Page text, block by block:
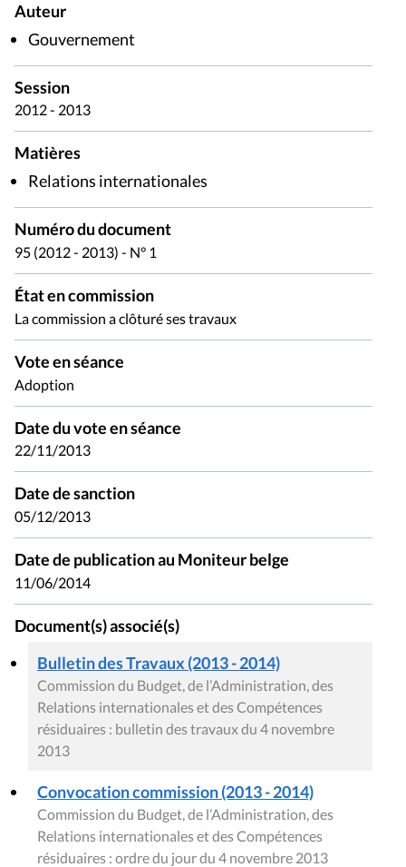
Auteur
Gouvernement
Session
2012 - 2013
Matières
Relations internationales
Numéro du document
95 (2012 - 2013) - N° 1
État en commission
La commission a clôturé ses travaux
Vote en séance
Adoption
Date du vote en séance
22/11/2013
Date de sanction
05/12/2013
Date de publication au Moniteur belge
11/06/2014
Document(s) associé(s)
Bulletin des Travaux (2013 - 2014)
Commission du Budget, de l’Administration, des
Relations internationales et des Compétences
résiduaires : bulletin des travaux du 4 novembre
2013
Convocation commission (2013 - 2014)
Commission du Budget, de l’Administration, des
Relations internationales et des Compétences
résiduaires : ordre du jour du 4 novembre 2013